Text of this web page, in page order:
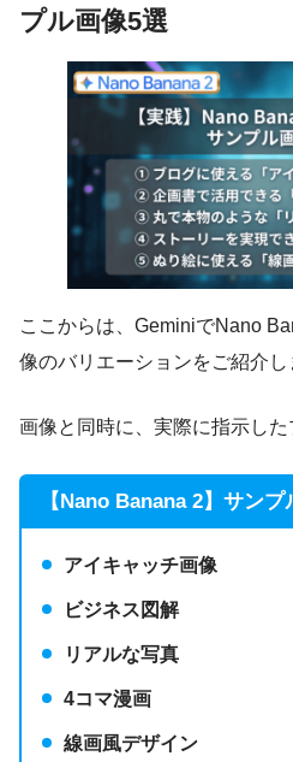
プル画像5選
ここからは、GeminiでNano
像のバリエーションをご紹介し
画像と同時に、実際に指示した
【Nano Banana 2】サンプ
アイキャッチ画像
ビジネス図解
リアルな写真
4コマ漫画
線画風デザイン